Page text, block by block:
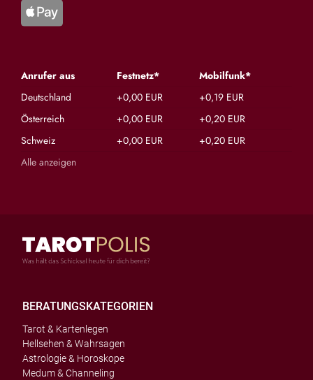
Anrufer aus Festnetz*
Mobilfunk*
Deutschland
+0,00 EUR
+0,19 EUR
Österreich
+0,00 EUR
+0,20 EUR
Schweiz
+0,00 EUR
+0,20 EUR
Alle anzeigen
BERATUNGSKATEGORIEN
Tarot & Kartenlegen
Hellsehen & Wahrsagen
Astrologie & Horoskope
Medum & Channeling